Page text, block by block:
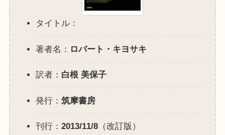
タイトル：
著者名： ロバート・キヨサキ
訳者： 白根 美保子
発行： 筑摩書房
刊行： 2013/11/8（改訂版）